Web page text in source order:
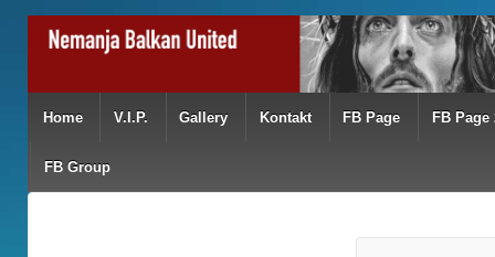
Home V.I.P. Gallery Kontakt FB Page FB Page
FB Group